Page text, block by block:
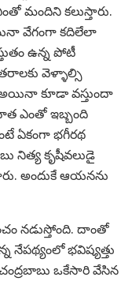
మందిని కలుస్తారు.
వేగంగా కదిలేలా
ఉన్న పోటీ
వెళ్ళాల్సి
అయినా కూడా వస్తుందా
ఎంతో ఇబ్బంది
ఏకంగా భగీరథ
నిత్య కృషీవలుడై
అందుకే ఆయనను
నడుస్తోంది. దాంతో
భవిష్యత్తు
చంద్రబాబు ఒకేసారి వేసిన